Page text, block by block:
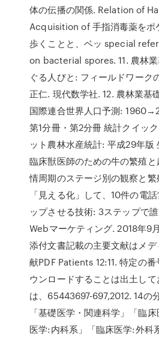
体の伝播の関係. Relation of
Acquisition of 手指消毒薬をポ
歩くことと、ベッ special
on bacterial spores. 11. 農林
ぐる人びと: フィールドワーク
正仁. 現代数学社. 12. 農林業基
国際連合世界人口予測:
第1分冊・第2分冊 統計クイッ
ット農林水産統計: 平成29年版
臨床獣医師のための牛の繁殖
情周期のステージ別の観察と
「見える化」して、10件の電
ップさせる技術: 3ステップで
Webマーケティング. 2018年9
添付文書記載の主要文献はメ
献PDF Patients 12:11. 特定の
ウンロードすることは出土し
は、65443697-697,2012. 14の
「基礎医学・関連科学」「臨
医学:内科系」「臨床医学:外科